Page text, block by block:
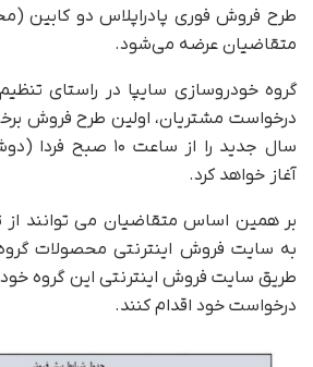
طرح فروش فوری پادراپلاس دو کابین
متقاضیان عرضه می‌شود.
گروه خودروسازی سایپا در راستای
درخواست مشتریان، اولین طرح فروش
آغاز خواهد کرد.
بر همین اساس متقاضیان می توانند از
به سایت فروش اینترنتی محصولات
طریق سایت فروش اینترنتی این گروه
درخواست خود اقدام کنند.